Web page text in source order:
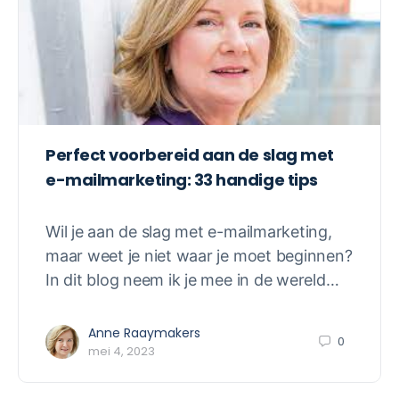
Perfect voorbereid aan de slag met
e-mailmarketing: 33 handige tips
Wil je aan de slag met e-mailmarketing,
maar weet je niet waar je moet beginnen?
In dit blog neem ik je mee in de wereld…
Anne Raaymakers
mei 4, 2023
0